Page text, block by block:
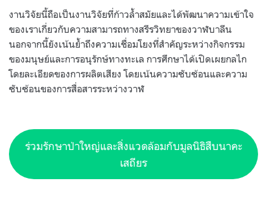
งานวิจัยนี้ถือเป็นงานวิจัยที่ก้าวล้ำสมัยและได้พัฒนาความเข้าใจ
ของเราเกี่ยวกับความสามารถทางสรีรวิทยาของวาฬบาลีน
นอกจากนี้ยังเน้นย้ำถึงความเชื่อมโยงที่สำคัญระหว่างกิจกรรม
ของมนุษย์และการอนุรักษ์ทางทะเล การศึกษาได้เปิดเผยกลไก
โดยละเอียดของการผลิตเสียง โดยเน้นความซับซ้อนและความ
ซับซ้อนของการสื่อสารระหว่างวาฬ
ร่วมรักษาป่าใหญ่และสิ่งแวดล้อมกับมูลนิธิสืบนาคะ
เสถียร